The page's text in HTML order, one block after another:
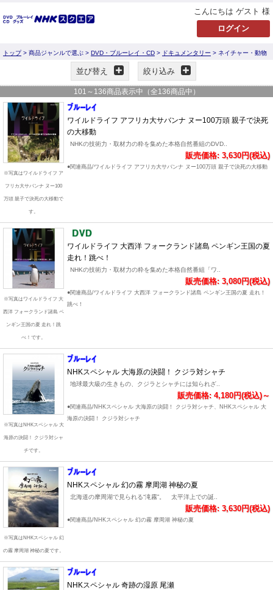
こんにちは ゲスト 様
トップ> 商品ジャンルで選ぶ > DVD・ブルーレイ・CD > ドキュメンタリー > ネイチャー・動物
並び替え 絞り込み
101 ～ 136商品表示中（全136商品中）
※写真はワイルドライフ ア
フリカ大サバンナ ヌー100
万頭 親子で決死の大移動で
す。
ワイルドライフ アフリカ大サバンナ ヌー100万頭 親子で決死
の大移動
NHKの技術力・取材力の粋を集めた本格自然番組のDVD..
販売価格: 3,630円(税込)
●関連商品/ワイルドライフ アフリカ大サバンナ ヌー100万頭 親子で決死の大移動
※写真はワイルドライフ 大
西洋 フォークランド諸島 ペ
ンギン王国の夏 走れ！跳
べ！です。
ワイルドライフ 大西洋 フォークランド諸島 ペンギン王国の夏
走れ！跳べ！
NHKの技術力・取材力の粋を集めた本格自然番組「ワ..
販売価格: 3,080円(税込)
●関連商品/ワイルドライフ 大西洋 フォークランド諸島 ペンギン王国の夏 走れ！
跳べ！
※写真はNHKスペシャル 大
海原の決闘！ クジラ対シャ
チです。
NHKスペシャル 大海原の決闘！ クジラ対シャチ
地球最大級の生きもの、クジラとシャチには知られざ..
販売価格: 4,180円(税込)～
●関連商品/NHKスペシャル 大海原の決闘！ クジラ対シャチ、NHKスペシャル 大
海原の決闘！ クジラ対シャチ
※写真はNHKスペシャル 幻
の霧 摩周湖 神秘の夏です。
NHKスペシャル 幻の霧 摩周湖 神秘の夏
北海道の摩周湖で見られる“滝霧”。 太平洋上での誕..
販売価格: 3,630円(税込)
●関連商品/NHKスペシャル 幻の霧 摩周湖 神秘の夏
NHKスペシャル 奇跡の湿原 尾瀬